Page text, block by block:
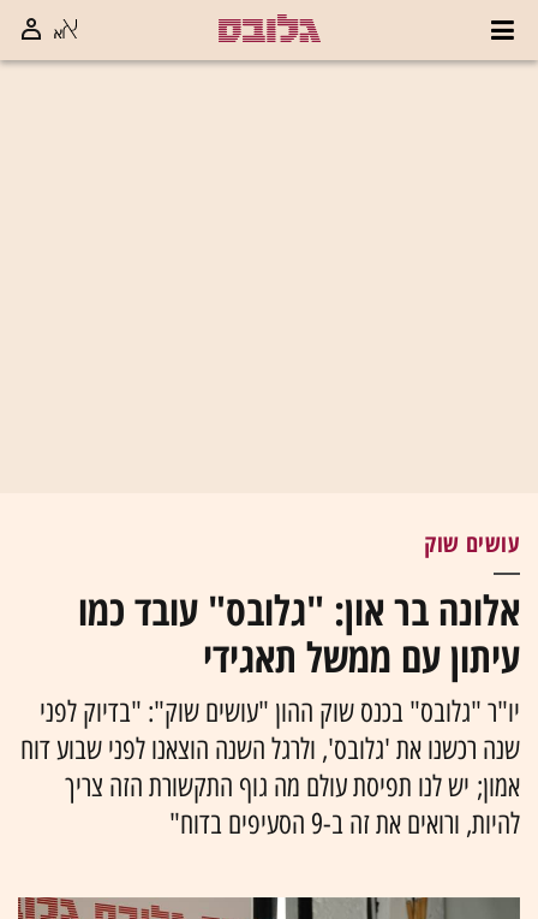
עושים שוק
אלונה בר און: "גלובס" עובד כמו
עיתון עם ממשל תאגידי
יו"ר "גלובס" בכנס שוק ההון "עושים שוק": "בדיוק לפני
שנה רכשנו את 'גלובס', ולרגל השנה הוצאנו לפני שבוע דוח
אמון; יש לנו תפיסת עולם מה גוף התקשורת הזה צריך
להיות, ורואים את זה ב-9 הסעיפים בדוח"